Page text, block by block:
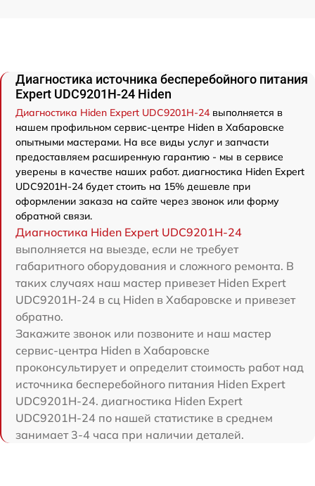
Диагностика источника бесперебойного питания
Expert UDC9201H-24 Hiden
Диагностика Hiden Expert UDC9201H-24 выполняется в
нашем профильном сервис-центре Hiden в Хабаровске
опытными мастерами. На все виды услуг и запчасти
предоставляем расширенную гарантию - мы в сервисе
уверены в качестве наших работ. диагностика Hiden Expert
UDC9201H-24 будет стоить на 15% дешевле при
оформлении заказа на сайте через звонок или форму
обратной связи.
Диагностика Hiden Expert UDC9201H-24
выполняется на выезде, если не требует
габаритного оборудования и сложного ремонта. В
таких случаях наш мастер привезет Hiden Expert
UDC9201H-24 в сц Hiden в Хабаровске и привезет
обратно.
Закажите звонок или позвоните и наш мастер
сервис-центра Hiden в Хабаровске
проконсультирует и определит стоимость работ над
источника бесперебойного питания Hiden Expert
UDC9201H-24. диагностика Hiden Expert
UDC9201H-24 по нашей статистике в среднем
занимает 3-4 часа при наличии деталей.